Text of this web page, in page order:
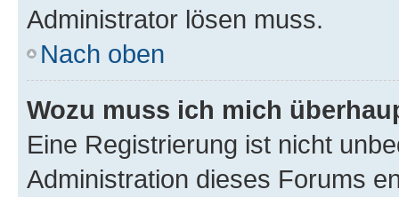
Administrator lösen muss.
Nach oben
Wozu muss ich mich
Eine Registrierung ist nicht
Administration dieses Forums